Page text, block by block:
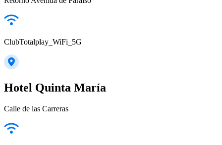
ClubTotalplay_WiFi_5G
Hotel Quinta María
Calle de las Carreras